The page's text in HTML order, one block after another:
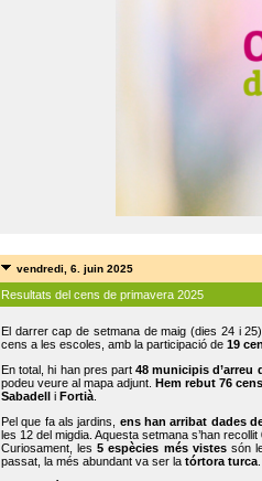
vendredi, 6. juin 2025
Resultats del cens de primavera 2025
El darrer cap de setmana de maig (dies 24 i
cens a les escoles, amb la participació de 19
En total, hi han pres part48 municipis d’arreu
podeu veure al mapa adjunt. Hem rebut 76
Sabadell i Fortià
Pel que fa als jardins, ens han arribat dades
les 12 del migdia. Aquesta setmana s’han recollit
Curiosament, les5 espècies més vistessón
passat, la més abundant va ser la tórtora turca